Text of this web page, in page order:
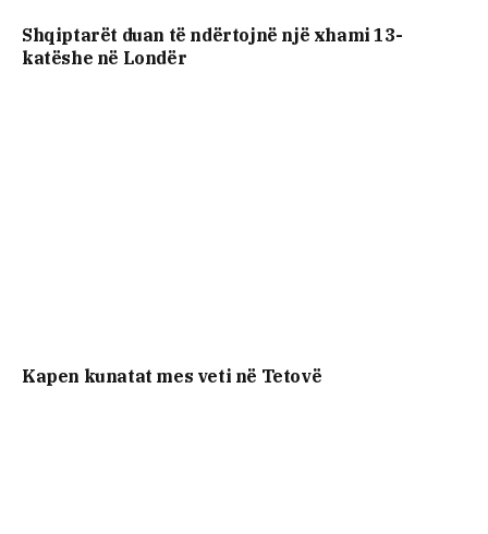
Shqiptarët duan të ndërtojnë një xhami 13-
katëshe në Londër
Kapen kunatat mes veti në Tetovë